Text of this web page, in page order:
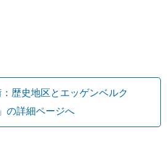
：歴史地区とエッゲンベルク
の詳細ページへ